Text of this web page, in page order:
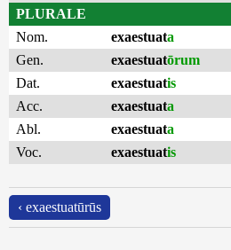
PLURALE
Nom.
exaestuata
Gen.
exaestuatōrum
Dat.
exaestuatis
Acc.
exaestuata
Abl.
exaestuata
Voc.
exaestuatis
‹ exaestuatūrūs